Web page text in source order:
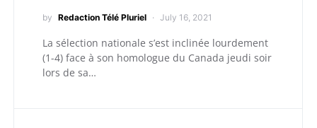
by Redaction Télé Pluriel July 16, 2021
La sélection nationale s’est inclinée lourdement
(1-4) face à son homologue du Canada jeudi soir
lors de sa…